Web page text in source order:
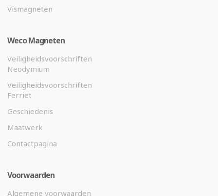
Vismagneten
Weco Magneten
Veiligheidsvoorschriften
Neodymium
Veiligheidsvoorschriften
Ferriet
Geschiedenis
Maatwerk
Contactpagina
Voorwaarden
Algemene voorwaarden